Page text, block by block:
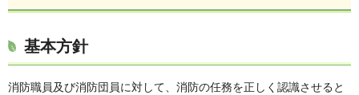
基本方針
消防職員及び消防団員に対して、消防の任務を正しく認識させると